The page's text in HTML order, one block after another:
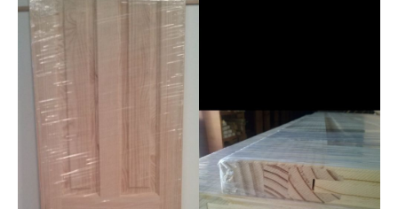
MOD.
MALAGA
28,
825MM
cantidad